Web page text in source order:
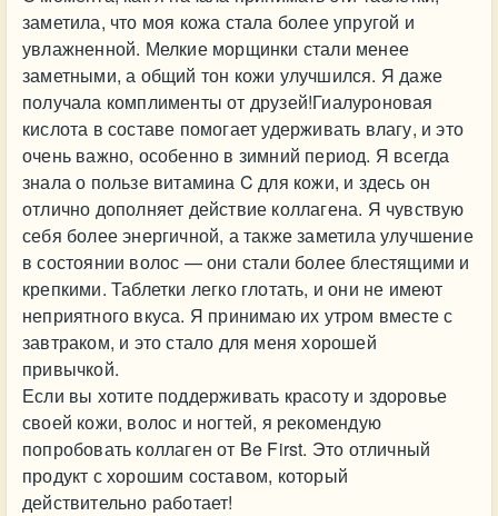
заметила, что моя кожа стала более упругой и
увлажненной. Мелкие морщинки стали менее
заметными, а общий тон кожи улучшился. Я даже
получала комплименты от друзей!Гиалуроновая
кислота в составе помогает удерживать влагу, и это
очень важно, особенно в зимний период. Я всегда
знала о пользе витамина C для кожи, и здесь он
отлично дополняет действие коллагена. Я чувствую
себя более энергичной, а также заметила улучшение
в состоянии волос — они стали более блестящими и
крепкими. Таблетки легко глотать, и они не имеют
неприятного вкуса. Я принимаю их утром вместе с
завтраком, и это стало для меня хорошей
привычкой.
Если вы хотите поддерживать красоту и здоровье
своей кожи, волос и ногтей, я рекомендую
попробовать коллаген от Be First. Это отличный
продукт с хорошим составом, который
действительно работает!